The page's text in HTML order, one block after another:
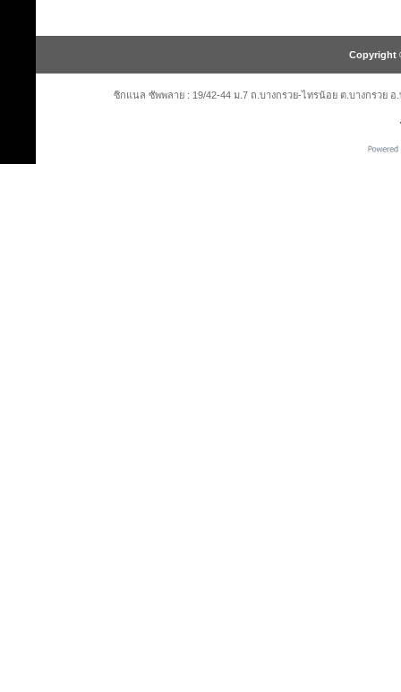
Copyright
ซิกแนล ซัพพลาย : 19/42-44 ม.7 ถ.บางกรวย-ไทรน้อย ต.บางกรวย อ